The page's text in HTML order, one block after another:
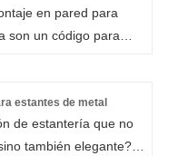
fácilmente un
pulgadas. Nuestros
para
tubo cuadrado sea
de la superficie tiene
en pared para
son un código para
de materias primas
exquisita
diseño humanizado
estantes de metal
de estantería que no
también elegante?